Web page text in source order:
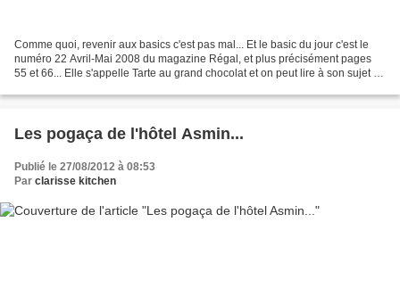
Comme quoi, revenir aux basics c'est pas mal... Et le basic du jour c'est le
numéro 22 Avril-Mai 2008 du magazine Régal, et plus précisément pages
55 et 66... Elle s'appelle Tarte au grand chocolat et on peut lire à son sujet :
Les pogaça de l'hôtel Asmin...
Publié le 27/08/2012 à 08:53
Par clarisse kitchen